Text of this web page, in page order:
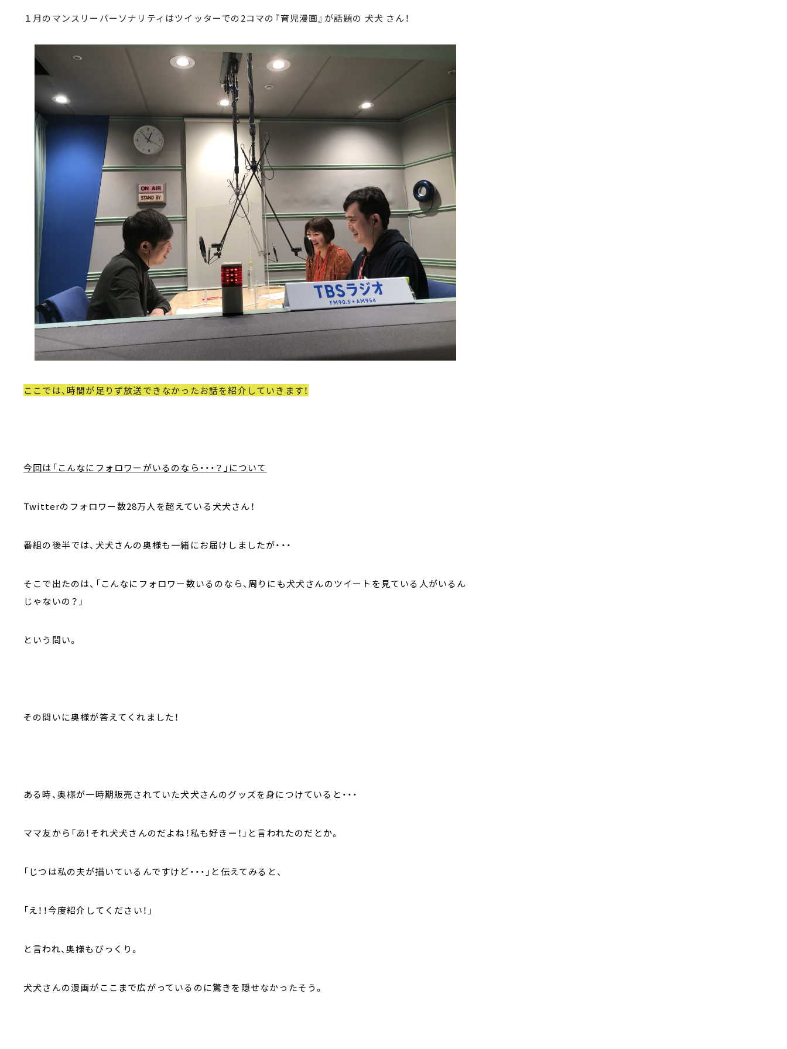
１月のマンスリーパーソナリティはツイッターでの2コマの『育児漫画』が話題の 犬犬 さん！
ここでは、時間が足りず放送できなかったお話を紹介していきます！
今回は「こんなにフォロワーがいるのなら・・・？」について
Twitterのフォロワー数28万人を超えている犬犬さん！
番組の後半では、犬犬さんの奥様も一緒にお届けしましたが・・・
そこで出たのは、「こんなにフォロワー数いるのなら、周りにも犬犬さんのツイートを見ている人がいるん
じゃないの？」
という問い。
その問いに奥様が答えてくれました！
ある時、奥様が一時期販売されていた犬犬さんのグッズを身につけていると・・・
ママ友から「あ！それ犬犬さんのだよね！私も好きー！」と言われたのだとか。
「じつは私の夫が描いているんですけど・・・」と伝えてみると、
「え！！今度紹介してください！」
と言われ、奥様もびっくり。
犬犬さんの漫画がここまで広がっているのに驚きを隠せなかったそう。